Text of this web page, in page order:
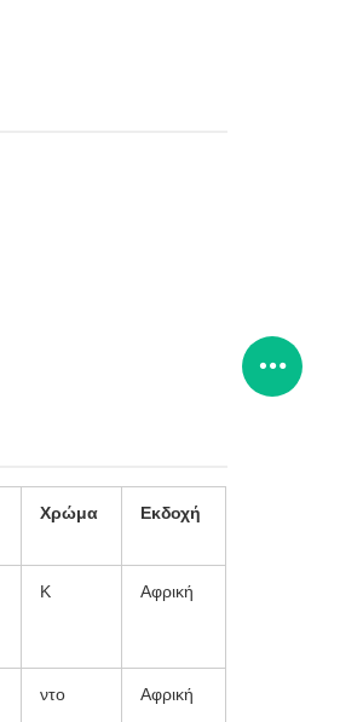
Χρώμα Εκδοχή
Κ Αφρική
ντο Αφρική